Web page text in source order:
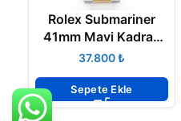
Rolex Submariner
41mm Mavi Kadran
126613LB Clean
3235 ETA
₺
Sepete Ekle